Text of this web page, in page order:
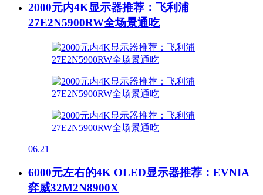
2000元内4K显示器推荐：飞利浦
27E2N5900RW全场景通吃
06.21
6000元左右的4K OLED显示器推荐：EVNIA
弈威32M2N8900X